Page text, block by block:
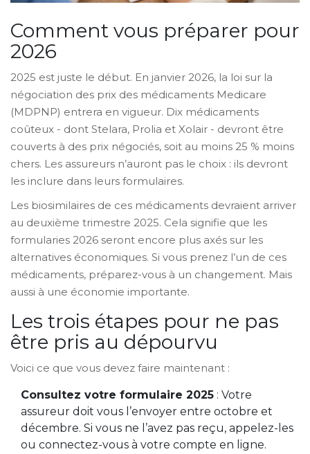
Comment vous préparer pour
2026
2025 est juste le début. En janvier 2026, la loi sur la
négociation des prix des médicaments Medicare
(MDPNP) entrera en vigueur. Dix médicaments
coûteux - dont Stelara, Prolia et Xolair - devront être
couverts à des prix négociés, soit au moins 25 % moins
chers. Les assureurs n’auront pas le choix : ils devront
les inclure dans leurs formulaires.
Les biosimilaires de ces médicaments devraient arriver
au deuxième trimestre 2025. Cela signifie que les
formularies 2026 seront encore plus axés sur les
alternatives économiques. Si vous prenez l’un de ces
médicaments, préparez-vous à un changement. Mais
aussi à une économie importante.
Les trois étapes pour ne pas
être pris au dépourvu
Voici ce que vous devez faire maintenant :
Consultez votre formulaire 2025 : Votre
assureur doit vous l’envoyer entre octobre et
décembre. Si vous ne l’avez pas reçu, appelez-les
ou connectez-vous à votre compte en ligne.